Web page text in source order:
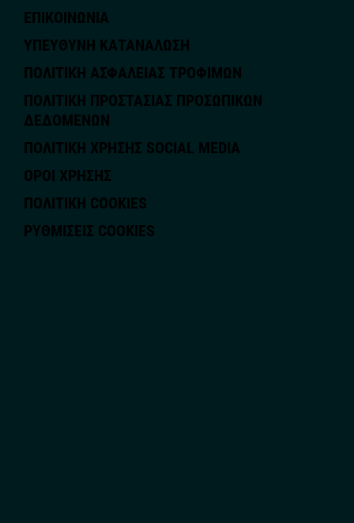
ΕΠΙΚΟΙΝΩΝΙΑ
ΥΠΕΥΘΥΝΗ ΚΑΤΑΝΑΛΩΣΗ
ΠΟΛΙΤΙΚΗ ΑΣΦΑΛΕΙΑΣ ΤΡΟΦΙΜΩΝ
ΠΟΛΙΤΙΚΗ ΠΡΟΣΤΑΣΙΑΣ ΠΡΟΣΩΠΙΚΩΝ
ΔΕΔΟΜΕΝΩΝ
ΠΟΛΙΤΙΚΗ ΧΡΗΣΗΣ SOCIAL MEDIA
ΟΡΟΙ ΧΡΗΣΗΣ
ΠΟΛΙΤΙΚΗ COOKIES
ΡΥΘΜΊΣΕΙΣ COOKIES